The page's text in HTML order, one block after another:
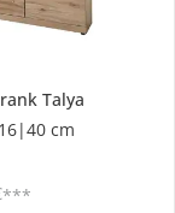
Talya
cm
***